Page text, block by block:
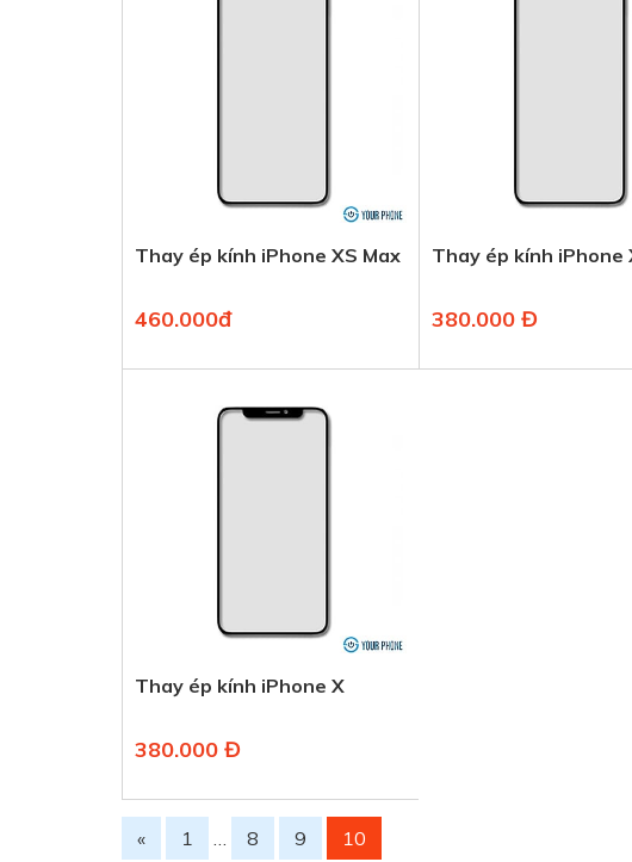
Thay ép kính iPhone XS Max
460.000đ
Thay ép kính iPhone
380.000 Đ
Thay ép kính iPhone X
380.000 Đ
« 1 … 8 9 10